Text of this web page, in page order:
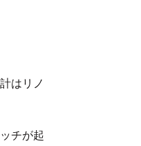
はリノ
チが起